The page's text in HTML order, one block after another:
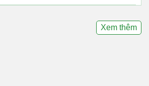
Xem thêm